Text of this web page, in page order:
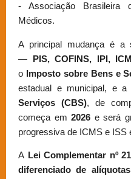
- Associação Brasileira
Médicos.
A principal mudança é a
— PIS, COFINS, IPI,
o Imposto sobre Bens e
estadual e municipal, e a
Serviços (CBS), de
começa em2026 e será
progressiva de ICMS e ISS
A Lei Complementar nº
diferenciado de alíquotas